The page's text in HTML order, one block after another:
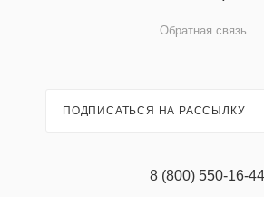
Обратная связь
ПОДПИСАТЬСЯ НА РАССЫЛКУ
8 (800) 550-16-44